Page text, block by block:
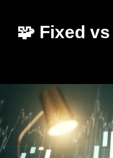
🧩 Fixed